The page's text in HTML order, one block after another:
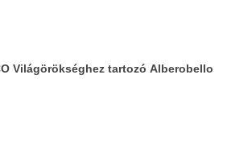
Világörökséghez tartozó Alberobello